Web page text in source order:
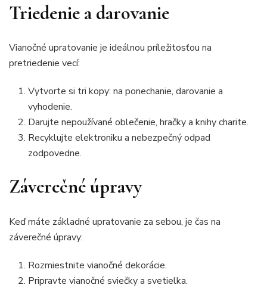
Triedenie a darovanie
Vianočné upratovanie je ideálnou príležitosťou na
pretriedenie vecí:
Vytvorte si tri kopy: na ponechanie, darovanie a
vyhodenie.
Darujte nepoužívané oblečenie, hračky a knihy charite.
Recyklujte elektroniku a nebezpečný odpad
zodpovedne.
Záverečné úpravy
Keď máte základné upratovanie za sebou, je čas na
záverečné úpravy:
Rozmiestnite vianočné dekorácie.
Pripravte vianočné sviečky a svetielka.